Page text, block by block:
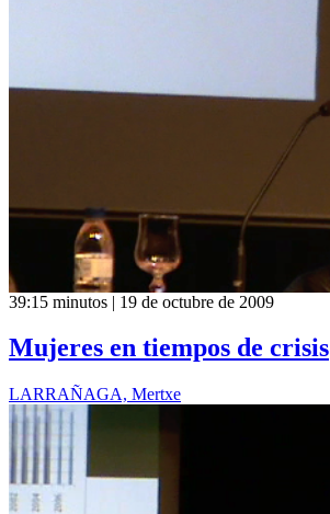
39:15 minutos | 19 de octubre de 2009
Mujeres en tiempos de crisis
LARRAÑAGA, Mertxe